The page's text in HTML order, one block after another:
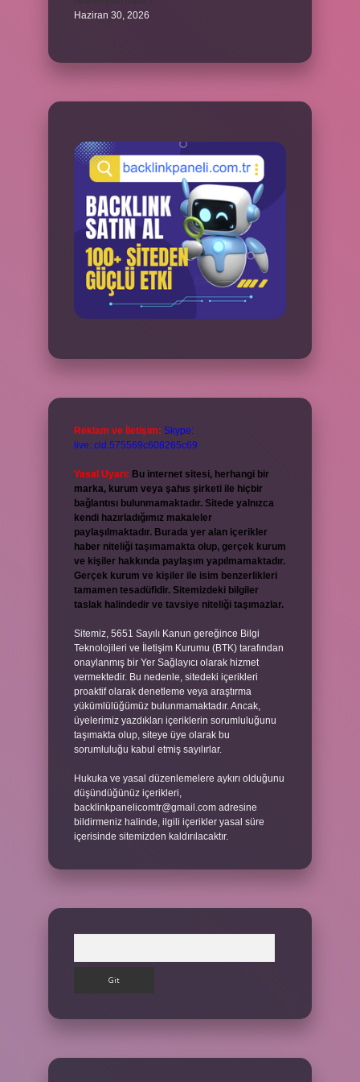
Haziran 30, 2026
Reklam ve İletişim: Skype:
live:.cid.575569c608265c69
Yasal Uyarı: Bu internet sitesi, herhangi bir
marka, kurum veya şahıs şirketi ile hiçbir
bağlantısı bulunmamaktadır. Sitede yalnızca
kendi hazırladığımız makaleler
paylaşılmaktadır. Burada yer alan içerikler
haber niteliği taşımamakta olup, gerçek kurum
ve kişiler hakkında paylaşım yapılmamaktadır.
Gerçek kurum ve kişiler ile isim benzerlikleri
tamamen tesadüfidir. Sitemizdeki bilgiler
taslak halindedir ve tavsiye niteliği taşımazlar.
Sitemiz, 5651 Sayılı Kanun gereğince Bilgi
Teknolojileri ve İletişim Kurumu (BTK) tarafından
onaylanmış bir Yer Sağlayıcı olarak hizmet
vermektedir. Bu nedenle, sitedeki içerikleri
proaktif olarak denetleme veya araştırma
yükümlülüğümüz bulunmamaktadır. Ancak,
üyelerimiz yazdıkları içeriklerin sorumluluğunu
taşımakta olup, siteye üye olarak bu
sorumluluğu kabul etmiş sayılırlar.
Hukuka ve yasal düzenlemelere aykırı olduğunu
düşündüğünüz içerikleri,
backlinkpanelicomtr@gmail.com adresine
bildirmeniz halinde, ilgili içerikler yasal süre
içerisinde sitemizden kaldırılacaktır.